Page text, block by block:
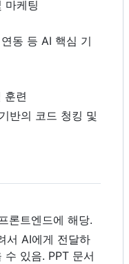
마케팅
동 등 AI 핵심 기
훈련
반의 코드 청킹 및
론트엔드에 해당.
서 AI에게 전달하
수 있음. PPT 문서